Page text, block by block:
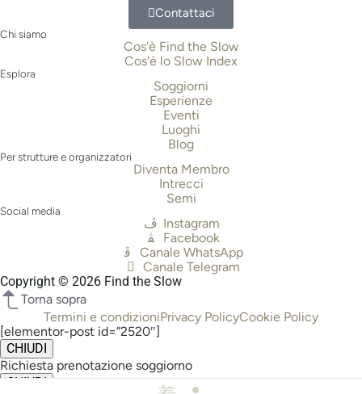
Contattaci
Chi siamo
Cos'è Find the Slow
Cos'è lo Slow Index
Esplora
Soggiorni
Esperienze
Eventi
Luoghi
Blog
Per strutture e organizzatori
Diventa Membro
Intrecci
Semi
Social media
Instagram
Facebook
Canale WhatsApp
Canale Telegram
Copyright © 2026 Find the Slow
Torna sopra
Termini e condizioniPrivacy PolicyCookie Policy
[elementor-post id=”2520″]
CHIUDI
Richiesta prenotazione soggiorno
CHIUDI